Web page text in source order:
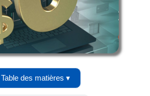
Table des matières ▾